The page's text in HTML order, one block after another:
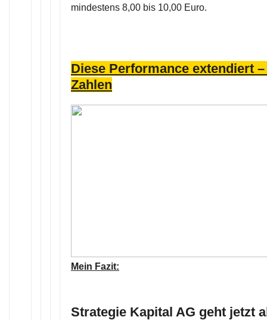
mindestens 8,00 bis 10,00 Euro.
Diese Performance extendiert
Zahlen
Mein Fazit:
Strategie Kapital AG geht jetzt